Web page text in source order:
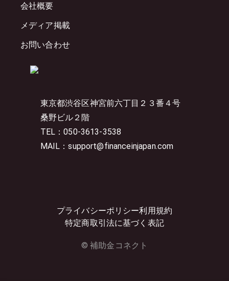
東京都渋谷区神宮前六丁目２３番４号
桑野ビル２階
TEL：050-3613-3538
MAIL：support@financeinjapan.com
プライバシーポリシー利用規約
特定商取引法に基づく表記
© 補助金コネクト
会社概要
メディア掲載
お問い合わせ